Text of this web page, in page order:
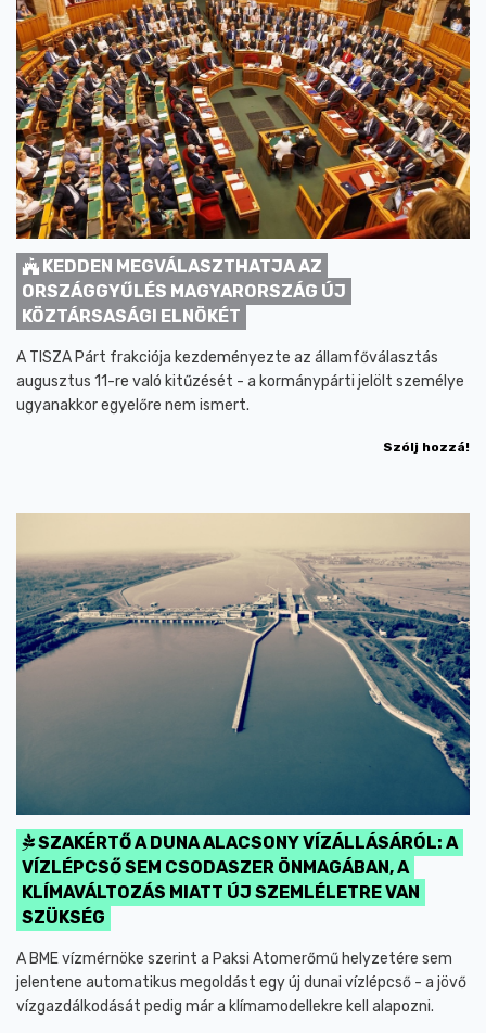
KEDDEN MEGVÁLASZTHATJA AZ
ORSZÁGGYŰLÉS MAGYARORSZÁG ÚJ
KÖZTÁRSASÁGI ELNÖKÉT
A TISZA Párt frakciója kezdeményezte az államfőválasztás
augusztus 11-re való kitűzését - a kormánypárti jelölt személye
ugyanakkor egyelőre nem ismert.
Szólj hozzá!
SZAKÉRTŐ A DUNA ALACSONY VÍZÁLLÁSÁRÓL: A
VÍZLÉPCSŐ SEM CSODASZER ÖNMAGÁBAN, A
KLÍMAVÁLTOZÁS MIATT ÚJ SZEMLÉLETRE VAN
SZÜKSÉG
A BME vízmérnöke szerint a Paksi Atomerőmű helyzetére sem
jelentene automatikus megoldást egy új dunai vízlépcső - a jövő
vízgazdálkodását pedig már a klímamodellekre kell alapozni.